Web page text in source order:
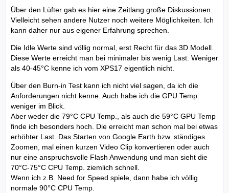
Über den Lüfter gab es hier eine Zeitlang große Diskussionen.
Vielleicht sehen andere Nutzer noch weitere Möglichkeiten. Ich
kann daher nur aus eigener Erfahrung sprechen.
Die Idle Werte sind völlig normal, erst Recht für das 3D Modell.
Diese Werte erreicht man bei minimaler bis wenig Last. Weniger
als 40-45°C kenne ich vom XPS17 eigentlich nicht.
Über den Burn-in Test kann ich nicht viel sagen, da ich die
Anforderungen nicht kenne. Auch habe ich die GPU Temp.
weniger im Blick.
Aber weder die 79°C CPU Temp., als auch die 59°C GPU Temp
finde ich besonders hoch. Die erreicht man schon mal bei etwas
erhöhter Last. Das Starten von Google Earth bzw. ständiges
Zoomen, mal einen kurzen Video Clip konvertieren oder auch
nur eine anspruchsvolle Flash Anwendung und man sieht die
70°C-75°C CPU Temp. ziemlich schnell.
Wenn ich z.B. Need for Speed spiele, dann habe ich völlig
normale 90°C CPU Temp.